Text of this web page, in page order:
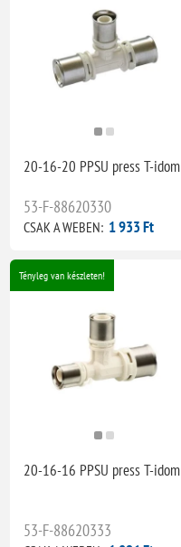
20-16-20 PPSU press T-idom
53-F-88620330
CSAK A WEBEN: 1 933 Ft
Tényleg van készleten!
20-16-16 PPSU press T-idom
53-F-88620333